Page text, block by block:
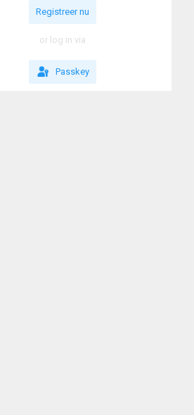
Registreer nu
or log in via
Passkey